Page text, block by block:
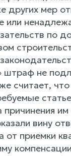
других мер
или
по
штраф не
считает,
причинения
вину
от приемки